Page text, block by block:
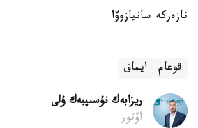
نازەركە سانيازوۆا
قوعام ايماق
ريزابەك نۇسىپبەك ۇلى
اۆتور